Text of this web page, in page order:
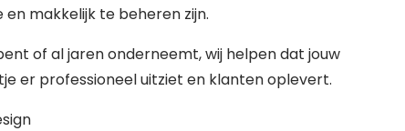
en makkelijk te beheren zijn.
of al jaren onderneemt, wij helpen dat jouw
er professioneel uitziet en klanten oplevert.